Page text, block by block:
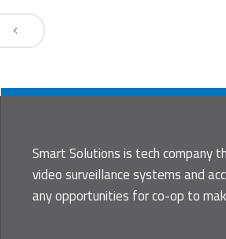
Smart Solutions is tech company
video surveillance systems and
any opportunities for co-op to